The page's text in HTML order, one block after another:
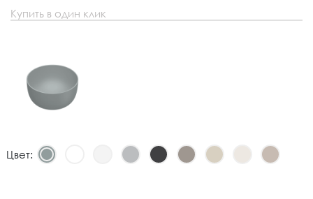
Купить в один клик
Цвет: